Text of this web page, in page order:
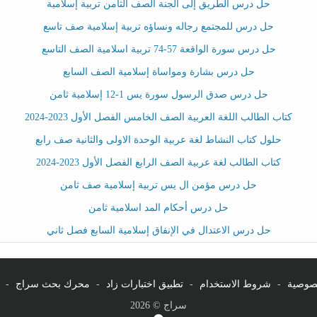
حل درس الطريق إلى الجنة الصف الثامن تربية إسلامية
حل درس للمجتمع رجاله ونساؤه تربية إسلامية صف تاسع
حل درس سورة الواقعة 57-74 تربية اسلامية الصف التاسع
حل درس بشارة ومواساة إسلامية الصف السابع
حل درس صدق الرسول سورة يس 1-12 إسلامية ثامن
كتاب الطالب اللغة العربية الصف الخامس الفصل الأول 2023-2024
حلول كتاب النشاط لغة عربية الوحدة الاولى والثانية صف رابع
كتاب الطالب لغة عربية الصف الرابع الفصل الأول 2023-2024
حل درس مؤمن ال يس تربية إسلامية صف ثامن
حل درس أحكام المد اسلامية ثامن
حل درس الاعتدال في الإنفاق إسلامية السابع فصل ثاني
- شروط الاستخدام - تطبيق اختبارات زاد - محرك بحث سراج -
سراج © 2026